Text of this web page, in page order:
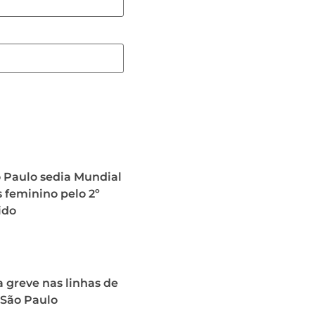
Paulo sedia Mundial
feminino pelo 2º
greve nas linhas de
Paulo